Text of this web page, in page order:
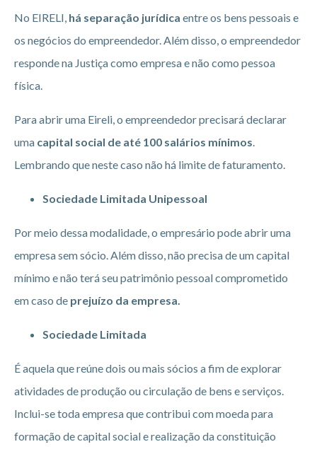
No EIRELI, há separação jurídica entre os bens pessoais e
os negócios do empreendedor. Além disso, o empreendedor
responde na Justiça como empresa e não como pessoa
física.
Para abrir uma Eireli, o empreendedor precisará declarar
uma capital social de até 100 salários mínimos.
Lembrando que neste caso não há limite de faturamento.
Sociedade Limitada Unipessoal
Por meio dessa modalidade, o empresário pode abrir uma
empresa sem sócio. Além disso, não precisa de um capital
mínimo e não terá seu patrimônio pessoal comprometido
em caso de prejuízo da empresa.
Sociedade Limitada
É aquela que reúne dois ou mais sócios a fim de explorar
atividades de produção ou circulação de bens e serviços.
Inclui-se toda empresa que contribui com moeda para
formação de capital social e realização da constituição